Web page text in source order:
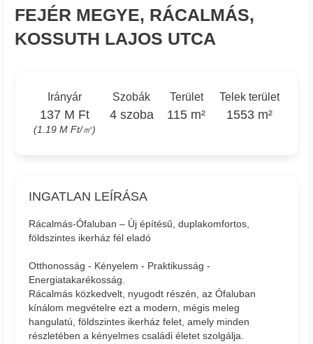
FEJÉR MEGYE, RÁCALMÁS,
KOSSUTH LAJOS UTCA
Irányár
137 M Ft
(1.19 M Ft/㎡)
Szobák
4 szoba
Terület
115 m²
Telek terület
1553 m²
INGATLAN LEÍRÁSA
Rácalmás-Ófaluban – Új építésű, duplakomfortos,
földszintes ikerház fél eladó
Otthonosság - Kényelem - Praktikusság -
Energiatakarékosság.
Rácalmás közkedvelt, nyugodt részén, az Ófaluban
kínálom megvételre ezt a modern, mégis meleg
hangulatú, földszintes ikerház felet, amely minden
részletében a kényelmes családi életet szolgálja.